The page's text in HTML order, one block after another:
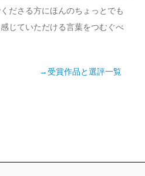
ださる方にほんのちょっとでも
じていただける言葉をつむぐべ
→受賞作品と選評一覧